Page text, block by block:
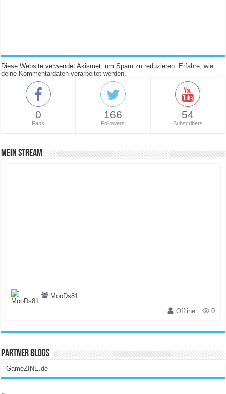
Diese Website verwendet Akismet, um Spam zu reduzieren. Erfahre, wie
deine Kommentardaten verarbeitet werden.
0
Fans
166
Followers
54
Subscribers
Mein Stream
MooDs81
Offline
0
Partner Blogs
GameZINE.de